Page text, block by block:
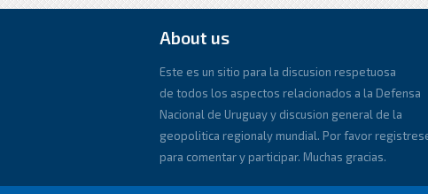
About us
Este es un sitio para la discusion respetuosa
de todos los aspectos relacionados a la Defensa
Nacional de Uruguay y discusion general de la
geopolitica regionaly mundial. Por favor
para comentar y participar. Muchas gracias.